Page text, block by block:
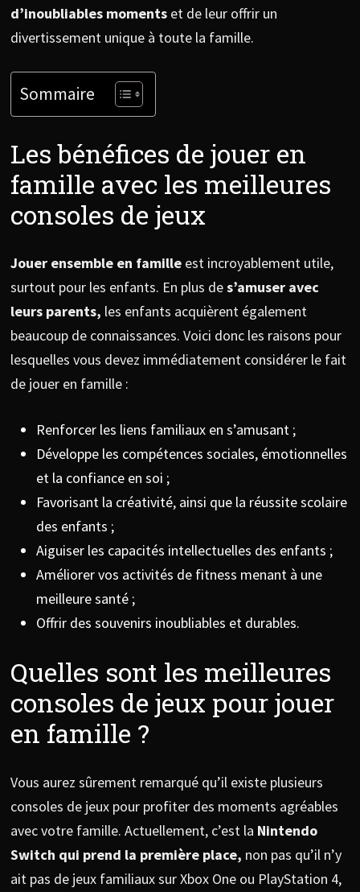
d’inoubliables momentset de leur offrir un
divertissement unique à toute la famille.
Sommaire
Les bénéfices de jouer en
famille avec les meilleures
consoles de jeux
Jouer ensemble en familleest incroyablement utile,
surtout pour les enfants. En plus des’amuser avec
leurs parents, les enfants acquièrent également
beaucoup de connaissances. Voici donc les raisons pour
lesquelles vous devez immédiatement considérer le fait
de jouer en famille :
Renforcer les liens familiaux en s’amusant ;
Développe les compétences sociales, émotionnelles
et la confiance en soi ;
Favorisant la créativité, ainsi que la réussite scolaire
des enfants ;
Aiguiser les capacités intellectuelles des enfants ;
Améliorer vos activités de fitness menant à une
meilleure santé ;
Offrir des souvenirs inoubliables et durables.
Quelles sont les meilleures
consoles de jeux pour jouer
en famille ?
Vous aurez sûrement remarqué qu’il existe plusieurs
consoles de jeux pour profiter des moments agréables
avec votre famille. Actuellement, c’est la Nintendo
Switch qui prend la première place, non pas qu’il n’y
ait pas de jeux familiaux sur Xbox One ou PlayStation 4,